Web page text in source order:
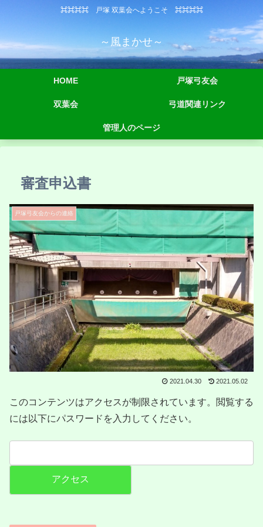
⌘⌘⌘⌘ 戸塚 双葉会へようこそ ⌘⌘⌘⌘
～風まかせ～
HOME 戸塚弓友会
双葉会 弓道関連リンク
管理人のページ
審査申込書
戸塚弓友会からの連絡
2021.04.30 2021.05.02
このコンテンツはアクセスが制限されています。閲覧する
には以下にパスワードを入力してください。